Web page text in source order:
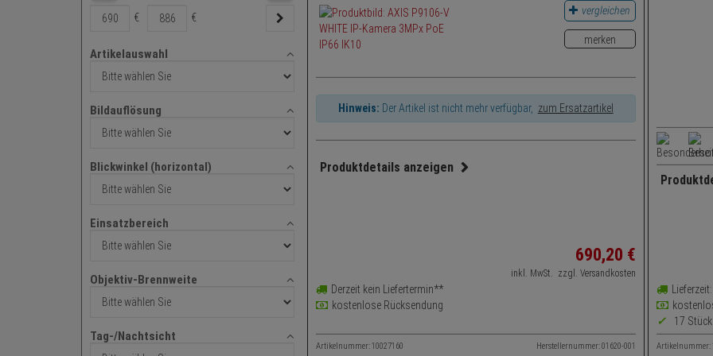
€ €
Artikelauswahl
Artikelauswahl
Bildauflösung
Bildauflösung
Blickwinkel (horizontal)
Blickwinkel
Einsatzbereich
Einsatzbereich
Objektiv-Brennweite
Objektiv-
Tag-/Nachtsicht
Tag-/Nachtsicht
vergleichen
merken
Hinweis: Der Artikel ist nicht mehr verfügbar, zum Ersatzartikel
Produktdetails anzeigen
WDR:Ja
Schutzart: IP66
IR-Sperrfilter:Ja
Videokomprimierung:
690,20 €
inkl. MwSt. zzgl. Versandkosten
Derzeit kein Liefertermin**
kostenlose Rücksendung
Artikelnummer: 10027160 Herstellernummer: 01620-001
SD-
Zoom:
17
Artikelnummer: